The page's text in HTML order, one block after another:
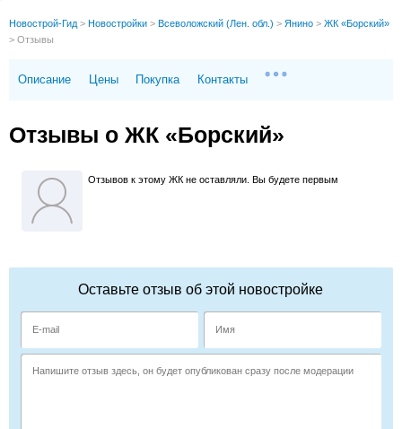
Новострой-Гид > Новостройки > Всеволожский (Лен. обл.) > Янино > ЖК «Борский»
> Отзывы
Описание Цены Покупка Контакты
Отзывы о ЖК «Борский»
Отзывов к этому ЖК не оставляли. Вы будете первым
Оставьте отзыв об этой новостройке